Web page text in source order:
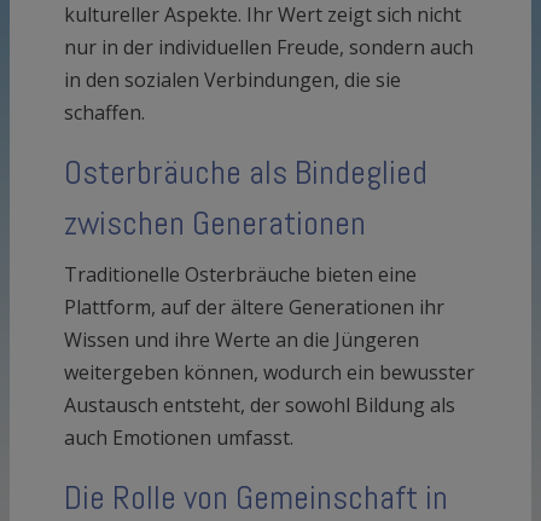
kultureller Aspekte. Ihr Wert zeigt sich nicht
nur in der individuellen Freude, sondern auch
in den sozialen Verbindungen, die sie
schaffen.
Osterbräuche als Bindeglied
zwischen Generationen
Traditionelle Osterbräuche bieten eine
Plattform, auf der ältere Generationen ihr
Wissen und ihre Werte an die Jüngeren
weitergeben können, wodurch ein bewusster
Austausch entsteht, der sowohl Bildung als
auch Emotionen umfasst.
Die Rolle von Gemeinschaft in